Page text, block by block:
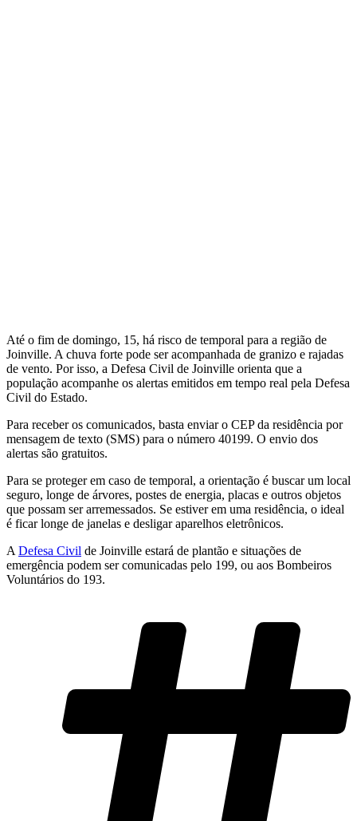
Até o fim de domingo, 15, há risco de temporal para a região de
Joinville. A chuva forte pode ser acompanhada de granizo e rajadas
de vento. Por isso, a Defesa Civil de Joinville orienta que a
população acompanhe os alertas emitidos em tempo real pela Defesa
Civil do Estado.
Para receber os comunicados, basta enviar o CEP da residência por
mensagem de texto (SMS) para o número 40199. O envio dos
alertas são gratuitos.
Para se proteger em caso de temporal, a orientação é buscar um local
seguro, longe de árvores, postes de energia, placas e outros objetos
que possam ser arremessados. Se estiver em uma residência, o ideal
é ficar longe de janelas e desligar aparelhos eletrônicos.
A Defesa Civil de Joinville estará de plantão e situações de
emergência podem ser comunicadas pelo 199, ou aos Bombeiros
Voluntários do 193.